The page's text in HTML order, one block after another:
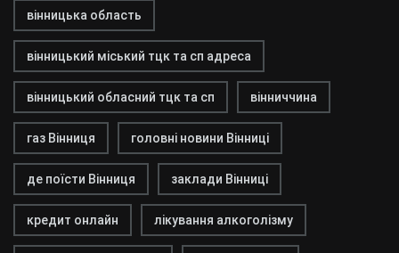
вінницька область
вінницький міський тцк та сп адреса
вінницький обласний тцк та сп вінниччина
газ Вінниця головні новини Вінниці
де поїсти Вінниця заклади Вінниці
кредит онлайн лікування алкоголізму